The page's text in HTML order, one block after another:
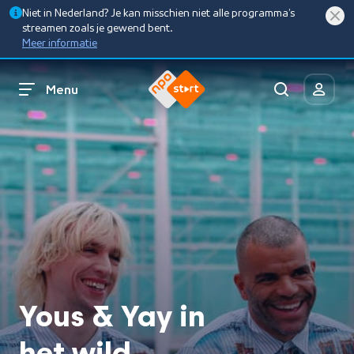
Niet in Nederland? Je kan misschien niet alle programma’s
streamen zoals je gewend bent.
Meer informatie
Menu
Yous & Yay in